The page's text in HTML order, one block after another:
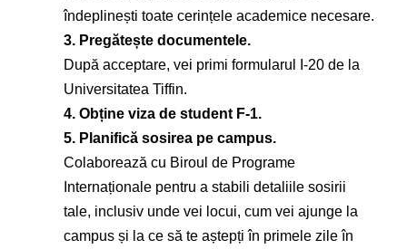
îndeplinești toate cerințele academice necesare.
3. Pregătește documentele.
După acceptare, vei primi formularul I-20 de la
Universitatea Tiffin.
4. Obține viza de student F-1.
5. Planifică sosirea pe campus.
Colaborează cu Biroul de Programe
Internaționale pentru a stabili detaliile sosirii
tale, inclusiv unde vei locui, cum vei ajunge la
campus și la ce să te aștepți în primele zile în